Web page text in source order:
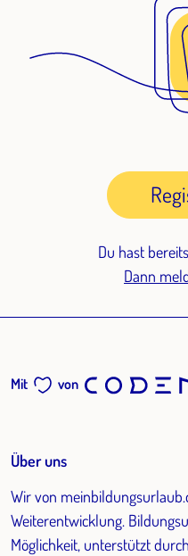
Du hast
Dann
Mit von
Über uns
Wir von
Weiterentwicklung.
Möglichkeit, unterstützt